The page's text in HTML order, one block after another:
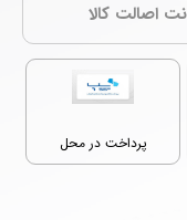
پرداخت در محل
اصالت کالا